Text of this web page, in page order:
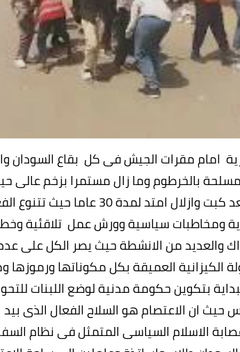
بالخرطوم وما زال مستمرا بزخم عالى
للتنفس حرية ودايمقراطية بعد كبت
ومخاطبات سياسية وورش عمل تلاقئية
والعديد من الانشطة حيث يصر الكل
الكيزانية العميقة بكل مكوناتها ورموزها
بتكوين حكومة مدنية لوضع اللبنات
ان الاعتصام هو السلاح الفعال الذى
الاسلام السياسى المتمثل فى نظام